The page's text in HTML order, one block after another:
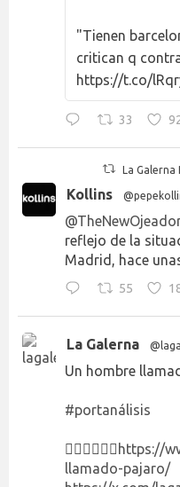
"Tienen
critican q
https://t.co/
33
La
Kollins
reflejo de la
Madrid, hace
55
La Galerna
Un hombre
#portanálisis
👉🏻👉🏻👉🏻 https://
llamado-pajaro/